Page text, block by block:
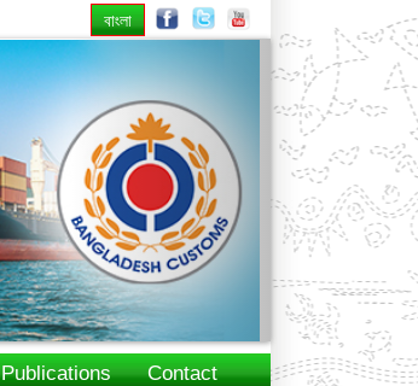
বাংলা
Next
Publications
Contact